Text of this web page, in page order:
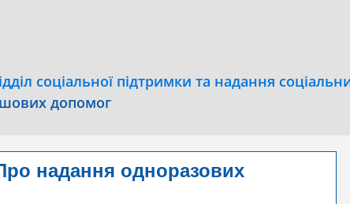
соціальної підтримки та надання
допомог
надання одноразових